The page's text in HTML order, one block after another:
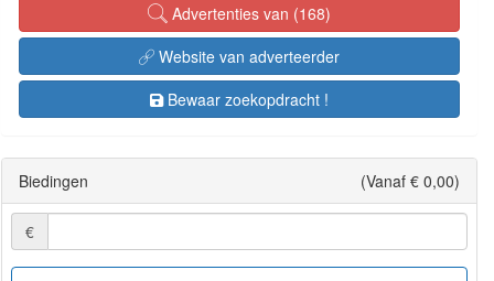
Advertenties van (168)
Website van adverteerder
Bewaar zoekopdracht !
Biedingen (Vanaf € 0,00)
€